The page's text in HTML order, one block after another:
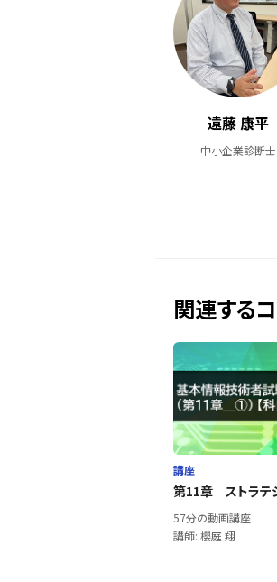
遠藤 康平
中小企業診断士
関連する
講座
第11章 ストラテ
57分の動画講座
講師: 櫻庭 翔